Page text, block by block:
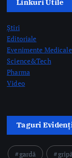
gardă gripă
rezidenți
Postari
CNAS